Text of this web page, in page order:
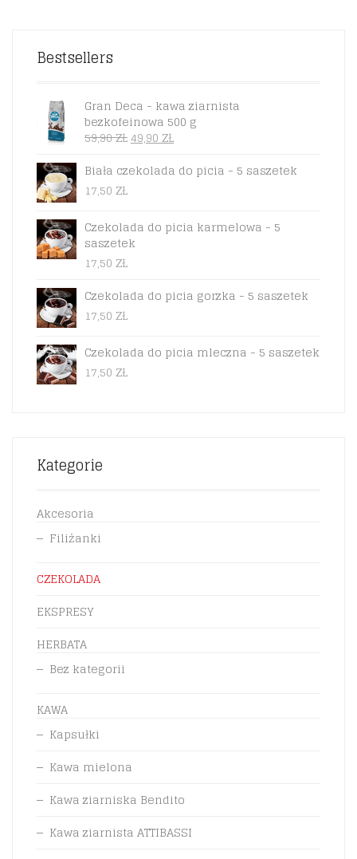
Bestsellers
Gran Deca - kawa ziarnista
bezkofeinowa 500 g
59,90ZŁPIERWOTNA
WYNOSIŁA:
49,90ZŁAKTUALNA
WYNOSI:
Biała czekolada do picia - 5 saszetek
17,50 ZŁ
Czekolada do picia karmelowa - 5
saszetek
17,50 ZŁ
Czekolada do picia gorzka - 5 saszetek
17,50 ZŁ
Czekolada do picia mleczna - 5 saszetek
17,50 ZŁ
Kategorie
Akcesoria
Filiżanki
CZEKOLADA
EKSPRESY
HERBATA
Bez kategorii
KAWA
Kapsułki
Kawa mielona
Kawa ziarniska Bendito
Kawa ziarnista ATTIBASSI